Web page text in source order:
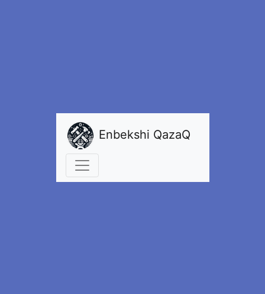
Enbekshi QazaQ